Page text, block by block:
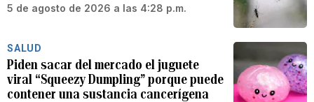
5 de agosto de 2026 a las 4:28 p.m.
SALUD
Piden sacar del mercado el juguete
viral “Squeezy Dumpling” porque puede
contener una sustancia cancerígena